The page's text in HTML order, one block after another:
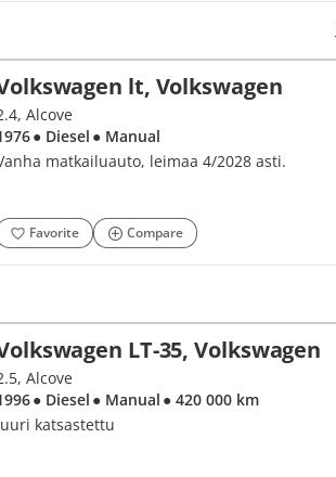
lt, Volkswagen
Alcove
● Diesel ● Manual
matkailuauto, leimaa 4/2028 asti.
Favorite Compare
LT-35, Volkswagen
Alcove
● Diesel ● Manual ● 420 000 km
katsastettu